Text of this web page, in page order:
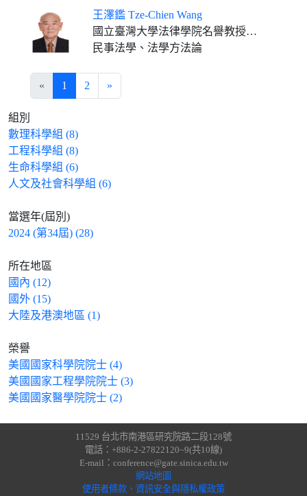
王澤鑑 Tze-Chien Wang
國立臺灣大學法律學院名譽教授、司法院優遇大法官
民事法學、法學方法論
« 1 2 »
組別
數理科學組 (8)
工程科學組 (8)
生命科學組 (6)
人文及社會科學組 (6)
當選年(屆別)
2024 (第34屆) (28)
所在地區
國內 (12)
國外 (15)
大陸及港澳地區 (1)
榮譽
美國國家科學院院士 (4)
美國國家工程學院院士 (3)
美國國家醫學院院士 (2)
11529 台北市南港區研究院路二段128號
電話：+886-2-27822120~9(共10線)
E-mail：conference@gate.sinica.edu.tw
網站地圖
使用者條款、資訊安全與隱私權政策